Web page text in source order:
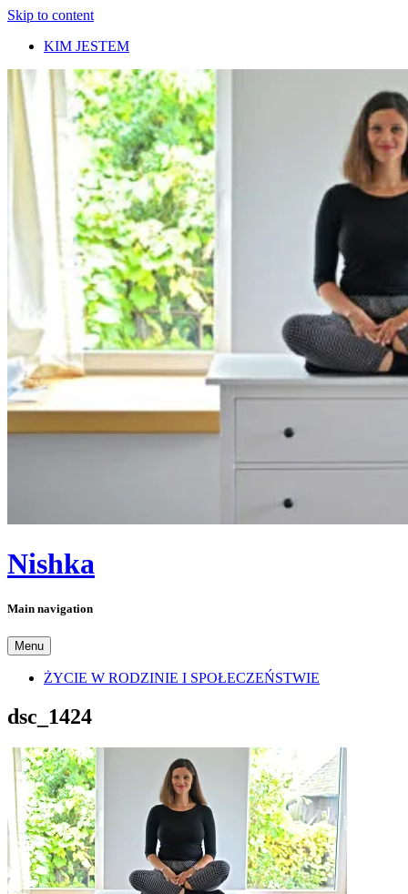
Skip to content
KIM JESTEM
Nishka
Main navigation
Menu
ŻYCIE W RODZINIE I SPOŁECZEŃSTWIE
dsc_1424